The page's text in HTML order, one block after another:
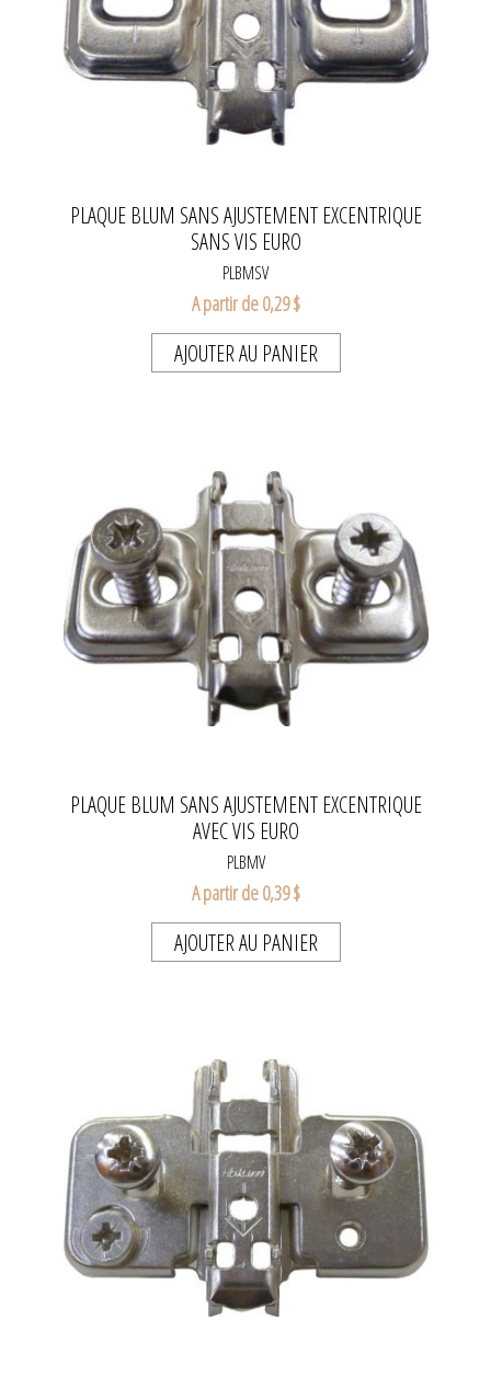
PLAQUE BLUM SANS AJUSTEMENT EXCENTRIQUE
SANS VIS EURO
PLBMSV
A partir de 0,29 $
AJOUTER AU PANIER
PLAQUE BLUM SANS AJUSTEMENT EXCENTRIQUE
AVEC VIS EURO
PLBMV
A partir de 0,39 $
AJOUTER AU PANIER